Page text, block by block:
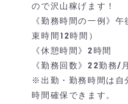
ので沢山稼げます！
《勤務時間の一例》
束時間12時間）
《休憩時間》2時間
《勤務回数》22勤務/
※出勤・勤務時間は自
時間確保できます。